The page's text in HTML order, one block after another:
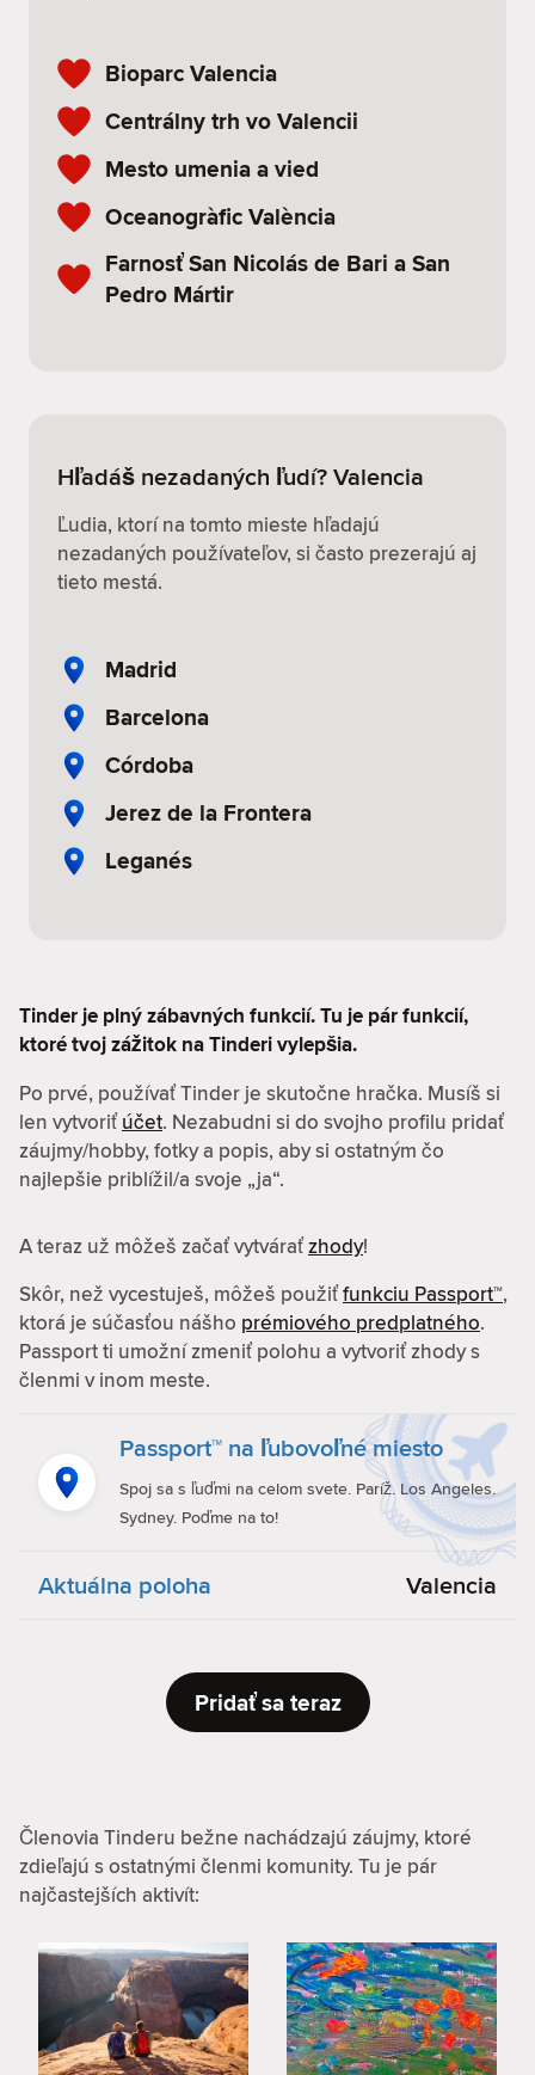
Bioparc Valencia
Centrálny trh vo Valencii
Mesto umenia a vied
Oceanogràfic València
Farnosť San Nicolás de Bari a San
Pedro Mártir
Hľadáš nezadaných ľudí? Valencia
Ľudia, ktorí na tomto mieste hľadajú
nezadaných používateľov, si často prezerajú aj
tieto mestá.
Madrid
Barcelona
Córdoba
Jerez de la Frontera
Leganés
Tinder je plný zábavných funkcií. Tu je pár funkcií,
ktoré tvoj zážitok na Tinderi vylepšia.
Po prvé, používať Tinder je skutočne hračka. Musíš si
len vytvoriť účet. Nezabudni si do svojho profilu pridať
záujmy/hobby, fotky a popis, aby si ostatným čo
najlepšie priblížil/a svoje „ja“.
A teraz už môžeš začať vytváraťzhody!
Skôr, než vycestuješ, môžeš použiťfunkciu Passport™,
ktorá je súčasťou nášho prémiového predplatného.
Passport ti umožní zmeniť polohu a vytvoriť zhody s
členmi v inom meste.
Passport™ na ľubovoľné miesto
Spoj sa s ľuďmi na celom svete. Paríž. Los Angeles.
Sydney. Poďme na to!
Aktuálna poloha Valencia
Pridať sa teraz
Členovia Tinderu bežne nachádzajú záujmy, ktoré
zdieľajú s ostatnými členmi komunity. Tu je pár
najčastejších aktivít: